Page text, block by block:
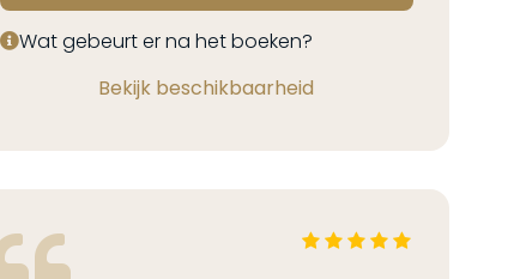
Wat gebeurt er na het boeken?
Bekijk beschikbaarheid